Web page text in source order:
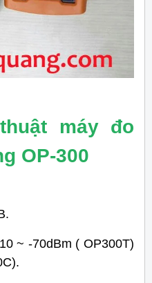
máy đo
OP-300
~ -70dBm ( OP300T)